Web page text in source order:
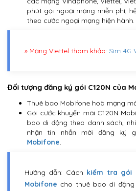
phút gọi ngoại mạng miễn phí,
theo cước ngoại mạng hiện hành.
» Mạng Viettel tham khảo: Sim 4G
Đối tượng đăng ký gói C120N của
Thuê bao Mobifone hoà mạng
Gói cước khuyến mãi C120N
bao di động theo danh sách,
nhận tin nhắn mời đăng ký
Mobifone.
Hướng dẫn: Cách kiểm tra gói
Mobifone cho thuê bao di